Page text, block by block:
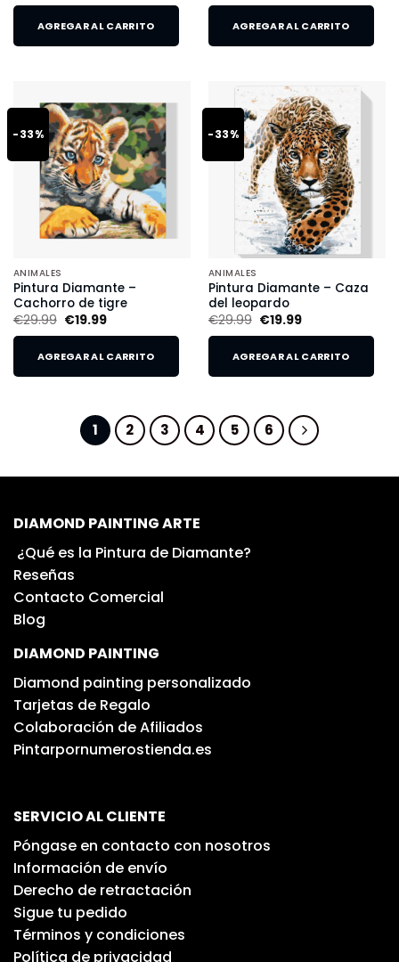
AGREGAR AL CARRITO AGREGAR AL CARRITO
-33%
ANIMALES
Pintura Diamante –
Cachorro de tigre
€29.99 €19.99
AGREGAR AL CARRITO
-33%
ANIMALES
Pintura Diamante – Caza
del leopardo
€29.99 €19.99
AGREGAR AL CARRITO
1 2 3 4 5 6
DIAMOND PAINTING ARTE
¿Qué es la Pintura de Diamante?
Reseñas
Contacto Comercial
Blog
DIAMOND PAINTING
Diamond painting personalizado
Tarjetas de Regalo
Colaboración de Afiliados
Pintarpornumerostienda.es
SERVICIO AL CLIENTE
Póngase en contacto con nosotros
Información de envío
Derecho de retractación
Sigue tu pedido
Términos y condiciones
Política de privacidad